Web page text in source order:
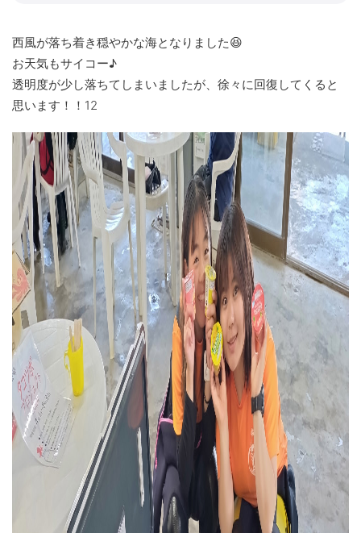
西風が落ち着き穏やかな海となりました😆
お天気もサイコー♪
透明度が少し落ちてしまいましたが、徐々に回復してくると
思います！！12